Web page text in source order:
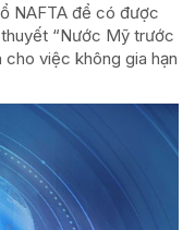
NAFTA để có được
“Nước Mỹ trước
cho việc không gia hạn